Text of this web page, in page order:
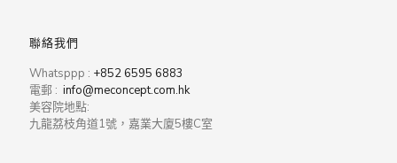
聯絡我們
Whatsppp : +852 6595 6883
電郵 : info@meconcept.com.hk
美容院地點:
九龍荔枝角道1號，嘉業大廈5樓C室